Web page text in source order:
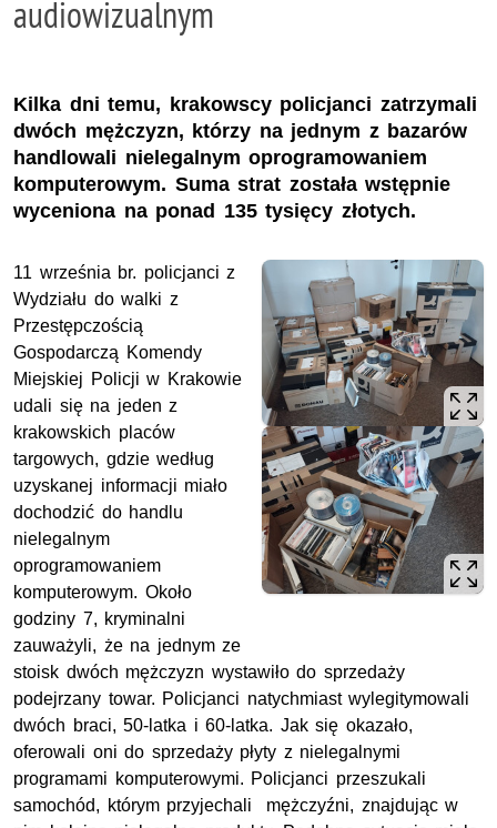
audiowizualnym
Kilka dni temu, krakowscy policjanci zatrzymali
dwóch mężczyzn, którzy na jednym z bazarów
handlowali nielegalnym oprogramowaniem
komputerowym. Suma strat została wstępnie
wyceniona na ponad 135 tysięcy złotych.
11 września br. policjanci z
Wydziału do walki z
Przestępczością
Gospodarczą Komendy
Miejskiej Policji w Krakowie
udali się na jeden z
krakowskich placów
targowych, gdzie według
uzyskanej informacji miało
dochodzić do handlu
nielegalnym
oprogramowaniem
komputerowym. Około
godziny 7, kryminalni
zauważyli, że na jednym ze
stoisk dwóch mężczyzn wystawiło do sprzedaży
podejrzany towar. Policjanci natychmiast wylegitymowali
dwóch braci, 50-latka i 60-latka. Jak się okazało,
oferowali oni do sprzedaży płyty z nielegalnymi
programami komputerowymi. Policjanci przeszukali
samochód, którym przyjechali mężczyźni, znajdując w